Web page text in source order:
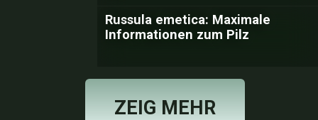
Russula emetica: Maximale
Informationen zum Pilz
ZEIG MEHR